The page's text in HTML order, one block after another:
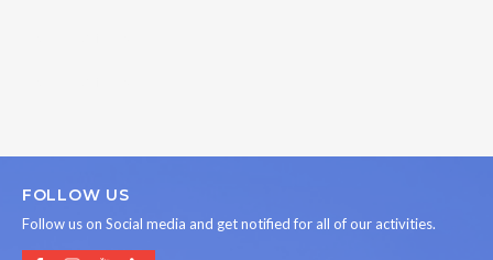
FOLLOW US
Follow us on Social media and get notified for all of our activities.